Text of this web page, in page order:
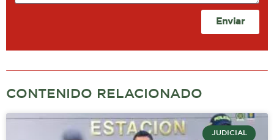
Enviar
CONTENIDO RELACIONADO
JUDICIAL